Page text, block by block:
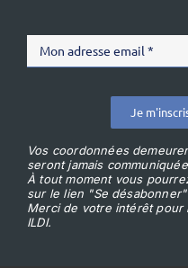
Je
Vos coordonnées
seront jamais
À tout moment vous
sur le lien "Se
Merci de votre intérêt pour
ILDI.